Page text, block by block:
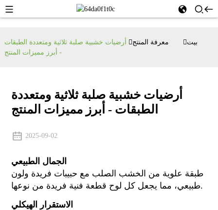
بيت معرفة المنتج
أرضيات خشبية صلبة ثلاثية ومتعددة الطبقات
- أبرز مميزات المنتج
أرضيات خشبية صلبة ثلاثية ومتعددة
الطبقات - أبرز مميزات المنتج
2025-09-02
الجمال الطبيعي
طبقة علوية من الخشب الصلب مع حبيبات فريدة ولون
طبيعي، مما يجعل كل لوح قطعة فنية فريدة من نوعها.
الاستقرار الهيكلي